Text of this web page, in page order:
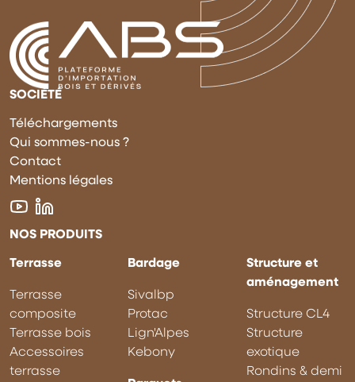
SOCIÉTÉ
Téléchargements
Qui sommes-nous ?
Contact
Mentions légales
NOS PRODUITS
Terrasse
Terrasse
composite
Terrasse bois
Accessoires
terrasse
Bardage
Sivalbp
Protac
Lign'Alpes
Kebony
Structure et
aménagement
Structure CL4
Structure
exotique
Rondins & demi